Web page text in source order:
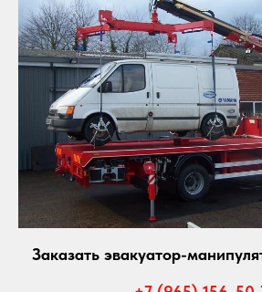
Заказать эвакуатор-